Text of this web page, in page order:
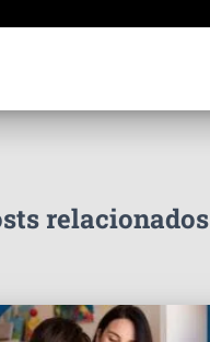
relacionados